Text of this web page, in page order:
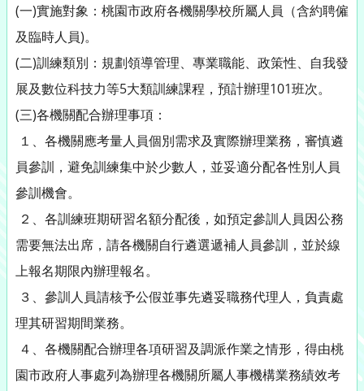
(一)實施對象：桃園市政府各機關學校所屬人員（含約聘僱
及臨時人員)。
(二)訓練類別：規劃領導管理、專業職能、政策性、自我發
展及數位科技力等5大類訓練課程，預計辦理101班次。
(三)各機關配合辦理事項：
１、各機關應考量人員個別需求及實際辦理業務，審慎遴
員參訓，避免訓練集中於少數人，並妥適分配各性別人員
參訓機會。
２、各訓練班期研習名額分配後，如預定參訓人員因公務
需要無法出席，請各機關自行遴選遞補人員參訓，並於線
上報名期限內辦理報名。
３、參訓人員請核予公假並事先遴妥職務代理人，負責處
理其研習期間業務。
４、各機關配合辦理各項研習及調派作業之情形，得由桃
園市政府人事處列為辦理各機關所屬人事機構業務績效考